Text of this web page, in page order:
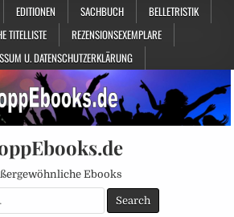
EDITIONEN SACHBUCH
BELLETRISTIK
TITELLISTE
REZENSIONSEXEMPLARE
U. DATENSCHUTZERKLÄRUNG
Ebooks